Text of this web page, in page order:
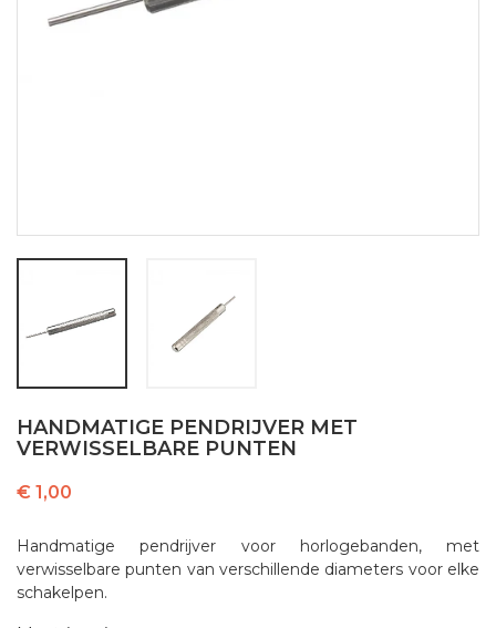
HANDMATIGE PENDRIJVER MET
VERWISSELBARE PUNTEN
€ 1,00
Handmatige pendrijver voor horlogebanden, met
verwisselbare punten van verschillende diameters voor elke
schakelpen.